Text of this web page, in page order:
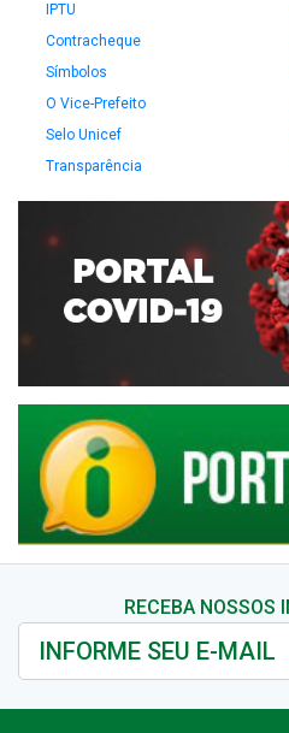
IPTU
Contracheque
Símbolos
O Vice-Prefeito
Selo Unicef
Transparência
RECEBA NOSSOS